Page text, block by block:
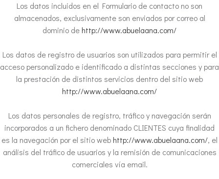
Los datos incluidos en el Formulario de contacto no son
almacenados, exclusivamente son enviados por correo al
dominio dehttp://www.abuelaana.com/
Los datos de registro de usuarios son utilizados para permitir el
acceso personalizado e identificado a distintas secciones y para
la prestación de distintos servicios dentro del sitio web
http://www.abuelaana.com/
Los datos personales de registro, tráfico y navegación serán
incorporados a un fichero denominado CLIENTES cuya finalidad
es la navegación por el sitio webhttp://www.abuelaana.com/, el
análisis del tráfico de usuarios y la remisión de comunicaciones
comerciales vía email.